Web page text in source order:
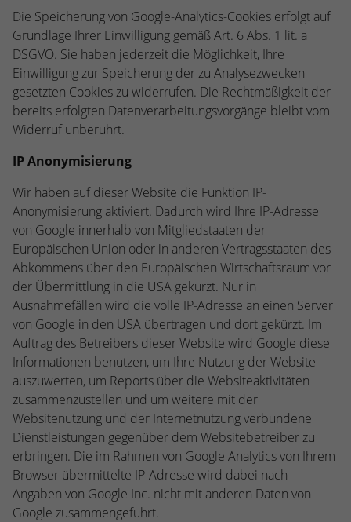
Die Speicherung von Google-Analytics-Cookies erfolgt auf
Grundlage Ihrer Einwilligung gemäß Art. 6 Abs. 1 lit. a
DSGVO. Sie haben jederzeit die Möglichkeit, Ihre
Einwilligung zur Speicherung der zu Analysezwecken
gesetzten Cookies zu widerrufen. Die Rechtmäßigkeit der
bereits erfolgten Datenverarbeitungsvorgänge bleibt vom
Widerruf unberührt.
IP Anonymisierung
Wir haben auf dieser Website die Funktion IP-
Anonymisierung aktiviert. Dadurch wird Ihre IP-Adresse
von Google innerhalb von Mitgliedstaaten der
Europäischen Union oder in anderen Vertragsstaaten des
Abkommens über den Europäischen Wirtschaftsraum vor
der Übermittlung in die USA gekürzt. Nur in
Ausnahmefällen wird die volle IP-Adresse an einen Server
von Google in den USA übertragen und dort gekürzt. Im
Auftrag des Betreibers dieser Website wird Google diese
Informationen benutzen, um Ihre Nutzung der Website
auszuwerten, um Reports über die Websiteaktivitäten
zusammenzustellen und um weitere mit der
Websitenutzung und der Internetnutzung verbundene
Dienstleistungen gegenüber dem Websitebetreiber zu
erbringen. Die im Rahmen von Google Analytics von Ihrem
Browser übermittelte IP-Adresse wird dabei nach
Angaben von Google Inc. nicht mit anderen Daten von
Google zusammengeführt.